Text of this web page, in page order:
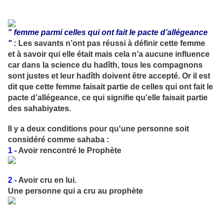
" femme parmi celles qui ont fait le pacte d’allégeance
" : Les savants n’ont pas réussi à définir cette femme
et à savoir qui elle était mais cela n’a aucune influence
car dans la science du hadîth, tous les compagnons
sont justes et leur hadîth doivent être accepté. Or il est
dit que cette femme faisait partie de celles qui ont fait le
pacte d’allégeance, ce qui signifie qu'elle faisait partie
des sahabiyates.
Il y a deux conditions pour qu'une personne soit
considéré comme sahaba :
1 - Avoir rencontré le Prophète
2 - Avoir cru en lui.
Une personne qui a cru au prophète